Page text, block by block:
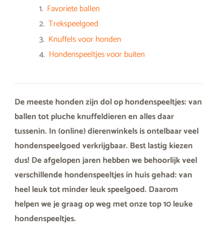
Favoriete ballen
Trekspeelgoed
Knuffels voor honden
Hondenspeeltjes voor buiten
De meeste honden zijn dol op hondenspeeltjes: van
ballen tot pluche knuffeldieren en alles daar
tussenin. In (online) dierenwinkels is ontelbaar veel
hondenspeelgoed verkrijgbaar. Best lastig kiezen
dus! De afgelopen jaren hebben we behoorlijk veel
verschillende hondenspeeltjes in huis gehad: van
heel leuk tot minder leuk speelgoed. Daarom
helpen we je graag op weg met onze top 10 leuke
hondenspeeltjes.